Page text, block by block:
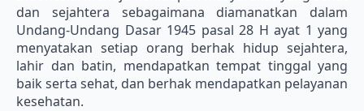
dan sejahtera sebagaimana diamanatkan dalam
Undang-Undang Dasar 1945 pasal 28 H ayat 1 yang
menyatakan setiap orang berhak hidup sejahtera,
lahir dan batin, mendapatkan tempat tinggal yang
baik serta sehat, dan berhak mendapatkan pelayanan
kesehatan.